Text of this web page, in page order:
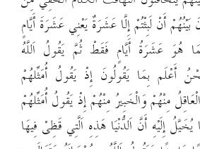
أَنْ لَبِثْتُمْ إِلَّا عَشَرَةٌ يَعْنِي عَشَرَةَ أَيَّامٍ
هُوَ عَشَرَةُ أَيَّامٍ فَقَطْ ثُمَّ يَقُولُ اَللَّهُ
أَعْلَم بِمَا يَقُولُونَ إِذْ يَقُولُ أُمَثِّلهُمْ
مِنْهُمْ وَالْخَبِيرُ مِنْهُمْ إِذْ يَقُولُ أُمَثِّلهُمْ
يُخَيَّلُ إِلَيْهِ أَنَّ اَلدُّنْيَا هَذِهِ اَلَّتِي قَظِىْ فِيهَا